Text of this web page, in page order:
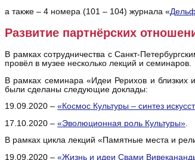
а также – 4 номера (101 – 104) журнала «
Развитие партнёрских
В рамках сотрудничества с Санкт-
провёл в музее несколько лекций и семинаров.
В рамках семинара «Идеи Рерихов и близких
были сделаны следующие доклады:
19.09.2020 – «Космос Культуры – синтез
17.10.2020 – «Эволюционная роль Культуры»
В рамках цикла лекций «Памятные места и
19.09.2020 – «Жизнь и идеи Свами